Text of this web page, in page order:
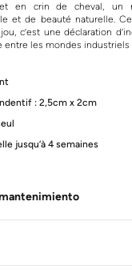
en crin de cheval, un
et de beauté naturelle.
c’est une déclaration
entre les mondes industriels
: 2,5cm x 2cm
jusqu’à 4 semaines